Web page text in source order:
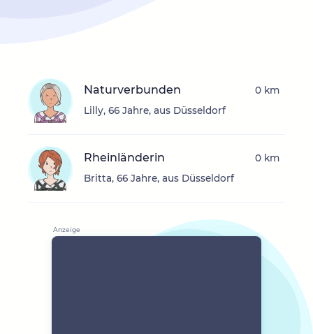
Naturverbunden
Lilly, 66 Jahre, aus Düsseldorf
0 km
Rheinländerin
Britta, 66 Jahre, aus Düsseldorf
0 km